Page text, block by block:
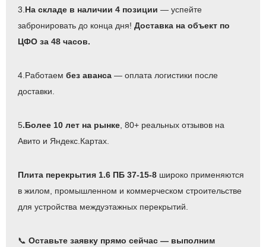
3.На складе в наличии 4 позиции — успейте
забронировать до конца дня! Доставка на объект по
ЦФО за 48 часов.
4.Работаем без аванса — оплата логистики после
доставки.
5.Более 10 лет на рынке, 80+ реальных отзывов на
Авито и Яндекс.Картах.
Плита перекрытия 1.6 ПБ 37-15-8 широко применяются
в жилом, промышленном и коммерческом строительстве
для устройства междуэтажных перекрытий.
📞 Оставьте заявку прямо сейчас — выполним